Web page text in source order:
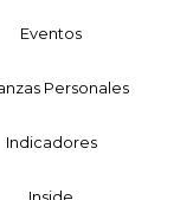
Eventos
Personales
Indicadores
Inside